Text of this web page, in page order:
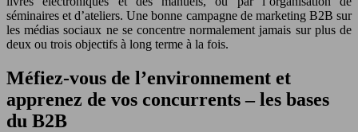
séminaires et d’ateliers. Une bonne campagne de marketing B2B sur
les médias sociaux ne se concentre normalement jamais sur plus de
deux ou trois objectifs à long terme à la fois.
Méfiez-vous de l’environnement et
apprenez de vos concurrents – les bases
du B2B